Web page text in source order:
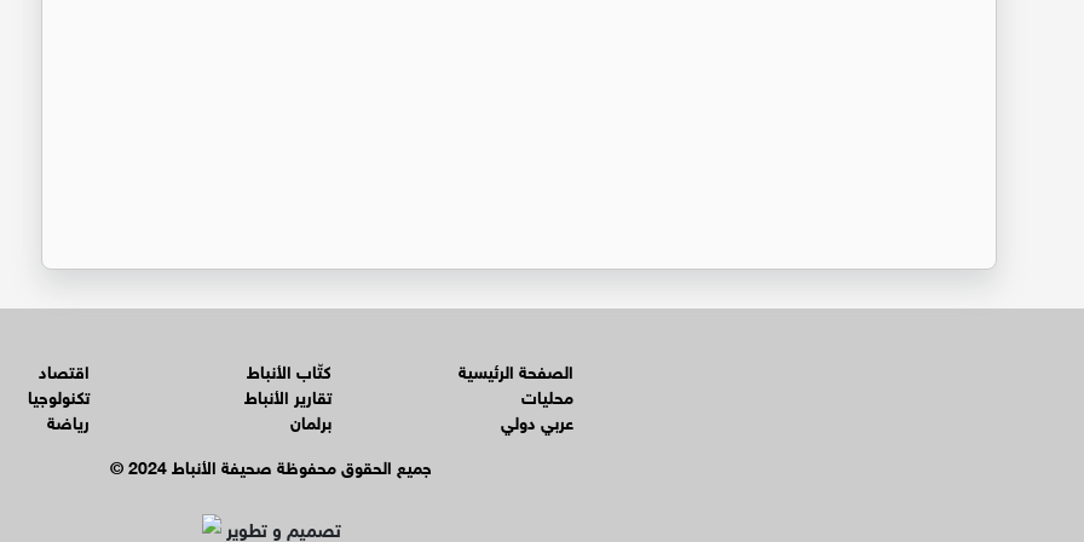
الصفحة الرئيسية
محليات
عربي دولي
كتّاب الأنباط
تقارير الأنباط
برلمان
اقتصاد
تكنولوجيا
رياضة
© جميع الحقوق محفوظة صحيفة الأنباط 2024
تصميم و تطوير